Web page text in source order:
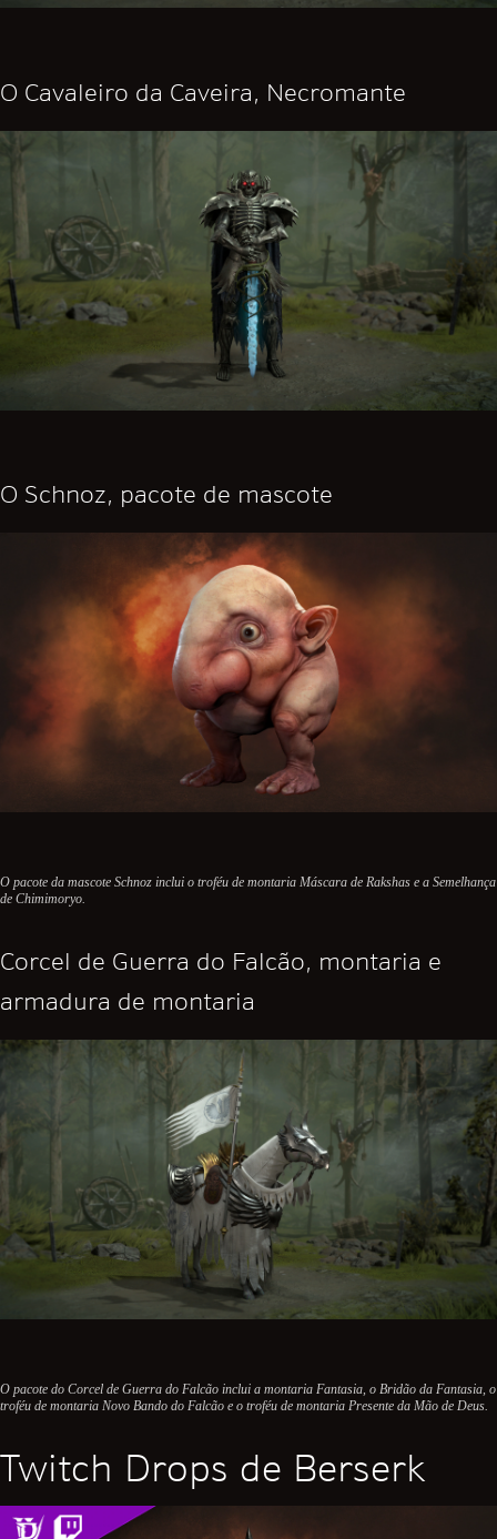
O Cavaleiro da Caveira, Necromante
O Schnoz, pacote de mascote
O pacote da mascote Schnoz inclui o troféu de montaria Máscara de Rakshas e a Semelhança
de Chimimoryo.
Corcel de Guerra do Falcão, montaria e
armadura de montaria
O pacote do Corcel de Guerra do Falcão inclui a montaria Fantasia, o Bridão da Fantasia, o
troféu de montaria Novo Bando do Falcão e o troféu de montaria Presente da Mão de Deus.
Twitch Drops de Berserk